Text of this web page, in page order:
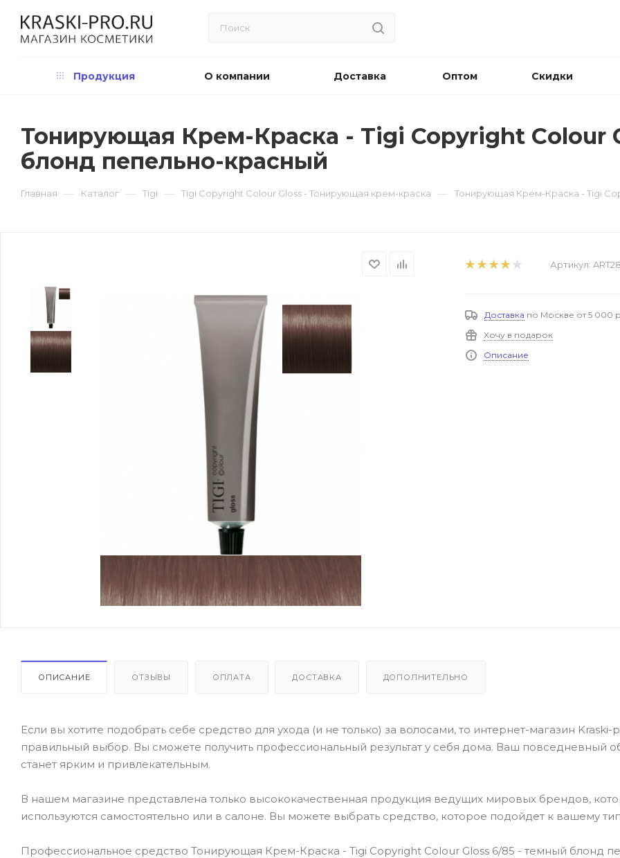
Продукция О компании Доставка Оптом Скидки
Тонирующая Крем-Краска - Tigi Copyright Сolour
блонд пепельно-красный
Главная — Каталог — Tigi — Tigi Copyright Сolour Gloss - Тонирующая крем-краска — Тонирующая Крем-Краска - Tigi
Артикул:
Доставка по Москве от 5 000
Хочу в подарок
Описание
ОПИСАНИЕ ОТЗЫВЫ ОПЛАТА ДОСТАВКА ДОПОЛНИТЕЛЬНО
Если вы хотите подобрать себе средство для ухода (и не только) за волосами, то интернет-магазин
правильный выбор. Вы сможете получить профессиональный результат у себя дома. Ваш повседневный
станет ярким и привлекательным.
В нашем магазине представлена только высококачественная продукция ведущих мировых брендов,
используются самостоятельно или в салоне. Вы можете выбрать средство, которое подойдет к вашему
Профессиональное средство Тонирующая Крем-Краска - Tigi Copyright Сolour Gloss 6/85 - темный блонд